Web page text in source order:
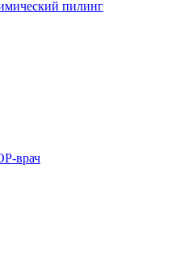
пилинг
врач